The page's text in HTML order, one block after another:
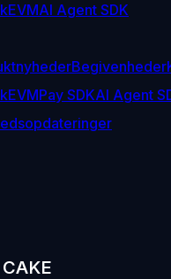
AI Agent SDK
Begivenheder
Pay SDKAI Agent